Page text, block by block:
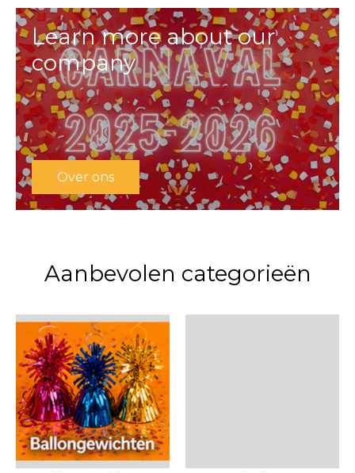
Learn more about our
company
Over ons
Aanbevolen categorieën